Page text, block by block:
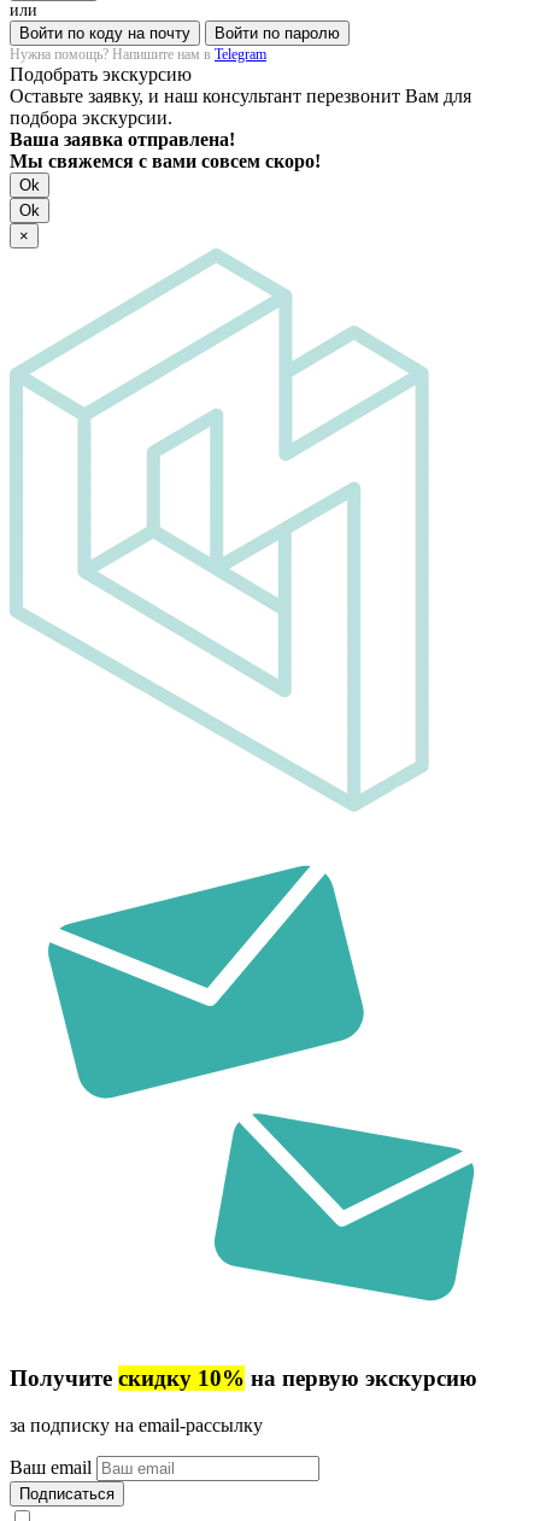
или
Войти по коду на почту
Войти по паролю
Нужна помощь? Напишите нам в Telegram
Подобрать экскурсию
Оставьте заявку, и наш консультант перезвонит Вам для
подбора экскурсии.
Ваша заявка отправлена!
Мы свяжемся с вами совсем скоро!
Ok
Ok
×
Получите скидку 10% на первую экскурсию
за подписку на email-рассылку
Ваш email
Подписаться